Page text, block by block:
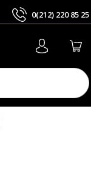
0(212) 220 85 25